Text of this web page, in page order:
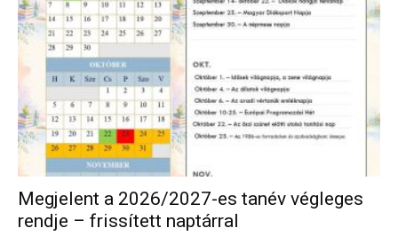
Iskola
Megjelent a 2026/2027-es tanév végleges
rendje – frissített naptárral